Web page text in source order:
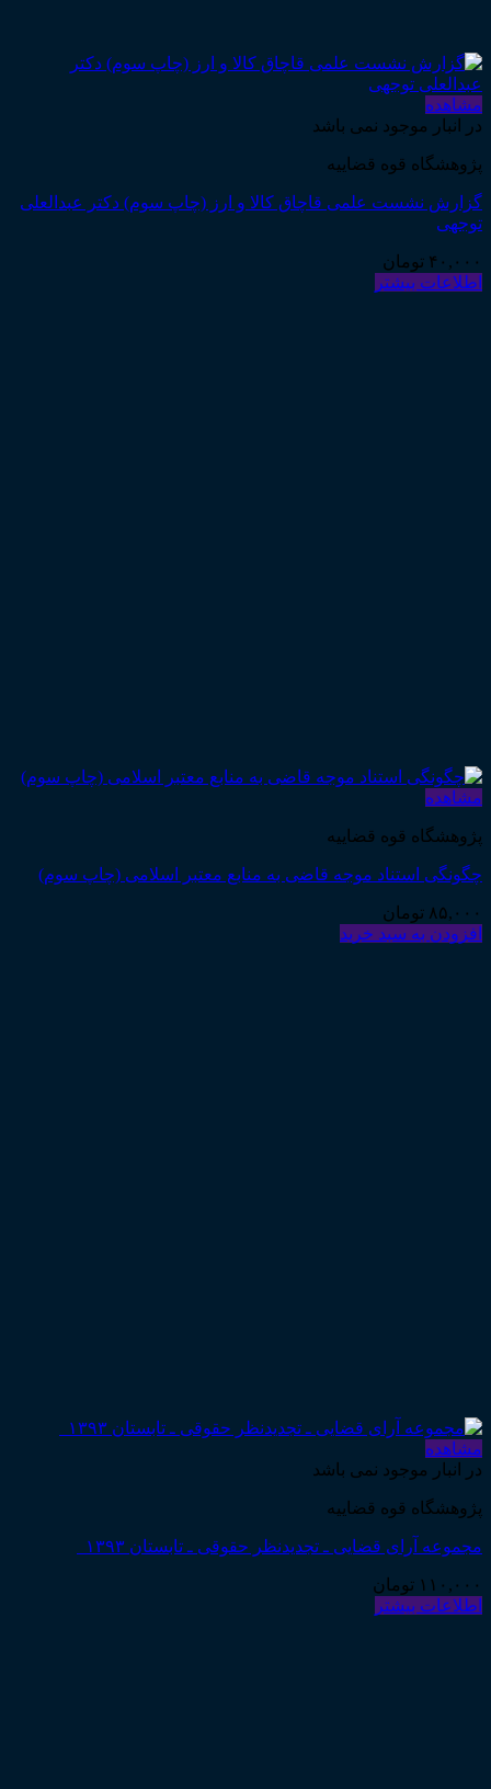
مشاهده
در انبار موجود نمی باشد
پژوهشگاه قوه قضاییه
گزارش نشست علمی قاچاق کالا و ارز (چاپ سوم) دکتر عبدالعلی
توجهی
۴۰,۰۰۰ تومان
اطلاعات بیشتر
مشاهده
پژوهشگاه قوه قضاییه
چگونگی استناد موجه قاضی به منابع معتبر اسلامی (چاپ سوم)
۸۵,۰۰۰ تومان
افزودن به سبد خرید
مشاهده
در انبار موجود نمی باشد
پژوهشگاه قوه قضاییه
مجموعه آرای قضایی ـ تجدیدنظر حقوقی ـ تابستان ۱۳۹۳
۱۱۰,۰۰۰ تومان
اطلاعات بیشتر